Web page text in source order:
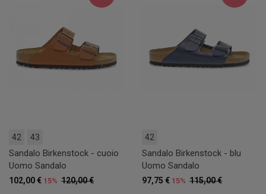
42 43
Sandalo Birkenstock - cuoio
Uomo Sandalo
120,00 €
102,00 € 15%
42
Sandalo Birkenstock - blu
Uomo Sandalo
115,00 €
97,75 € 15%